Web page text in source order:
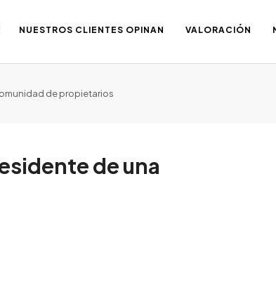
NUESTROS CLIENTES OPINAN VALORACIÓN
de propietarios
de una